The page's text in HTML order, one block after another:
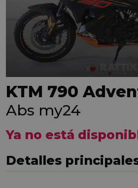
KTM 790
Abs my24
Ya no está
Detalles